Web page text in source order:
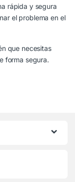
rápida y segura
el problema en el
que necesitas
forma segura.